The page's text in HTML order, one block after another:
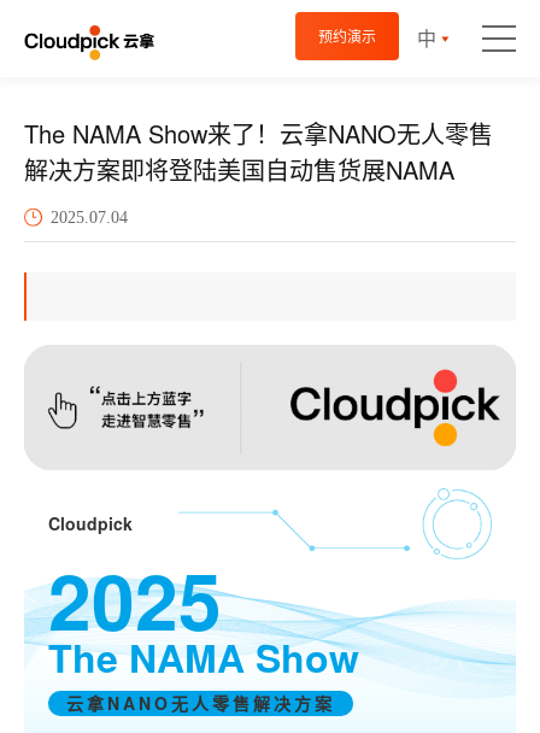
预约演示 中
The NAMA Show来了！云拿NANO无人零售
解决方案即将登陆美国自动售货展NAMA
2025.07.04
Cloudpick
2025
The NAMA Show
云拿NANO无人零售解决方案